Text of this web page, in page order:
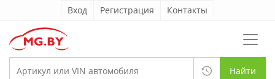
Вход Регистрация Контакты
Найти